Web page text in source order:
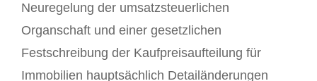
Neuregelung der umsatzsteuerlichen
Organschaft und einer gesetzlichen
Festschreibung der Kaufpreisaufteilung für
Immobilien hauptsächlich Detailänderungen